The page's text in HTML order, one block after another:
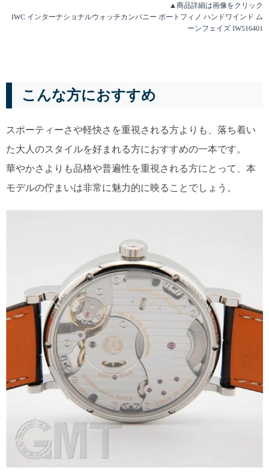
▲商品詳細は画像をクリック
IWC インターナショナルウォッチカンパニー ポートフィノ ハンドワインド ム
ーンフェイズ IW516401
こんな方におすすめ
スポーティーさや軽快さを重視される方よりも、落ち着い
た大人のスタイルを好まれる方におすすめの一本です。
華やかさよりも品格や普遍性を重視される方にとって、本
モデルの佇まいは非常に魅力的に映ることでしょう。